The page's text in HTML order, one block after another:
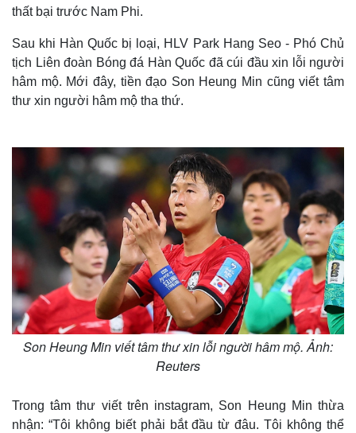
thất bại trước Nam Phi.
Sau khi Hàn Quốc bị loại, HLV Park Hang Seo - Phó Chủ
tịch Liên đoàn Bóng đá Hàn Quốc đã cúi đầu xin lỗi người
hâm mộ. Mới đây, tiền đạo Son Heung Min cũng viết tâm
thư xin người hâm mộ tha thứ.
Son Heung Min viết tâm thư xin lỗi người hâm mộ. Ảnh:
Reuters
Trong tâm thư viết trên instagram, Son Heung Min thừa
nhận: “Tôi không biết phải bắt đầu từ đâu. Tôi không thể